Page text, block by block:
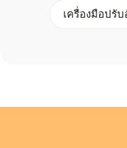
เครื่องมือปรั